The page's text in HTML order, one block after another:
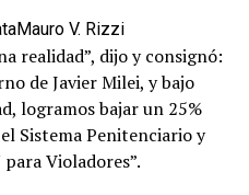
Mauro V. Rizzi
realidad”, dijo y consignó:
de Javier Milei, y bajo
logramos bajar un 25%
Sistema Penitenciario y
Violadores”.